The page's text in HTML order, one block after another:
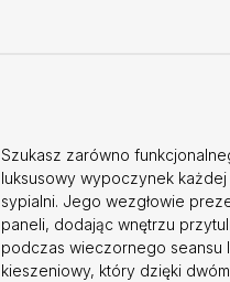
Szukasz zarówno
luksusowy wypoczynek
sypialni. Jego wezgłowie
paneli, dodając wnętrzu
podczas wieczornego seansu
kieszeniowy, który dzięki